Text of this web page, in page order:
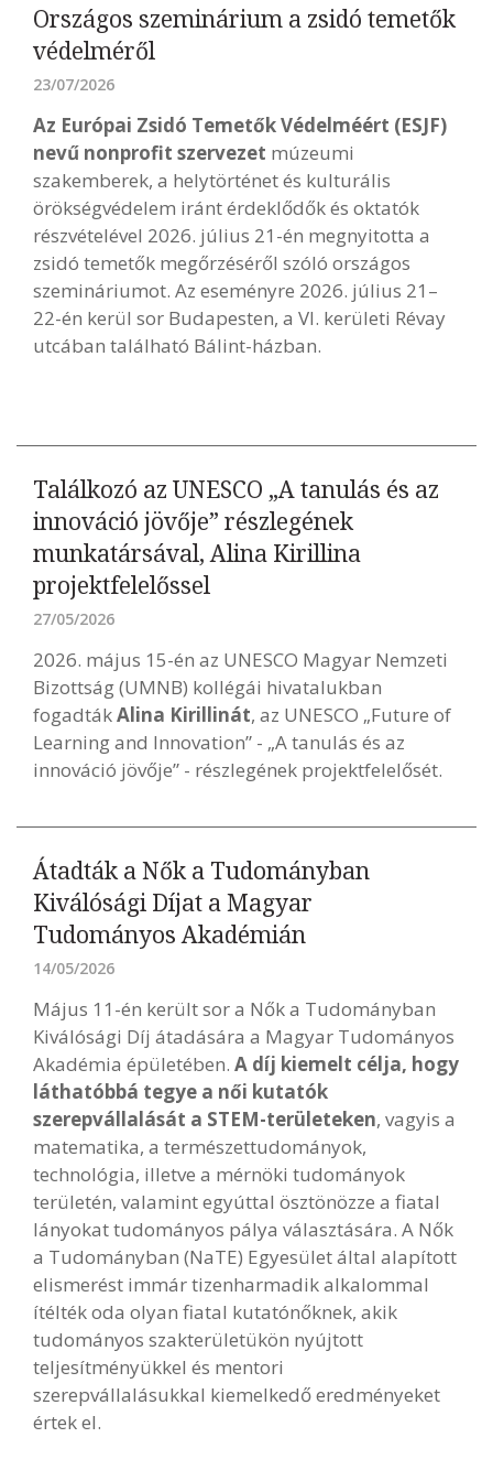
Országos szeminárium a zsidó temetők
védelméről
23/07/2026
Az Európai Zsidó Temetők Védelméért (ESJF)
nevű nonprofit szervezet múzeumi
szakemberek, a helytörténet és kulturális
örökségvédelem iránt érdeklődők és oktatók
részvételével 2026. július 21-én megnyitotta a
zsidó temetők megőrzéséről szóló országos
szemináriumot. Az eseményre 2026. július 21–
22-én kerül sor Budapesten, a VI. kerületi Révay
utcában található Bálint-házban.
Találkozó az UNESCO „A tanulás és az
innováció jövője” részlegének
munkatársával, Alina Kirillina
projektfelelőssel
27/05/2026
2026. május 15-én az UNESCO Magyar Nemzeti
Bizottság (UMNB) kollégái hivatalukban
fogadtákAlina Kirillinát, az UNESCO „Future of
Learning and Innovation” - „A tanulás és az
innováció jövője” - részlegének projektfelelősét.
Átadták a Nők a Tudományban
Kiválósági Díjat a Magyar
Tudományos Akadémián
14/05/2026
Május 11-én került sor a Nők a Tudományban
Kiválósági Díj átadására a Magyar Tudományos
Akadémia épületében. A díj kiemelt célja, hogy
láthatóbbá tegye a női kutatók
szerepvállalását a STEM-területeken, vagyis a
matematika, a természettudományok,
technológia, illetve a mérnöki tudományok
területén, valamint egyúttal ösztönözze a fiatal
lányokat tudományos pálya választására. A Nők
a Tudományban (NaTE) Egyesület által alapított
elismerést immár tizenharmadik alkalommal
ítélték oda olyan fiatal kutatónőknek, akik
tudományos szakterületükön nyújtott
teljesítményükkel és mentori
szerepvállalásukkal kiemelkedő eredményeket
értek el.